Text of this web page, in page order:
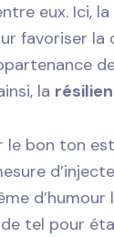
eux. Ici,
favoriser la
la
le bon ton
de tel pour